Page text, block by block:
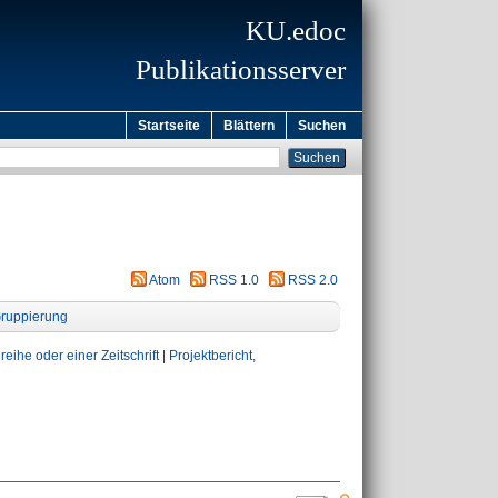
KU.edoc
Publikationsserver
Startseite Blättern Suchen
Atom RSS 1.0 RSS 2.0
oder einer Zeitschrift| Projektbericht,